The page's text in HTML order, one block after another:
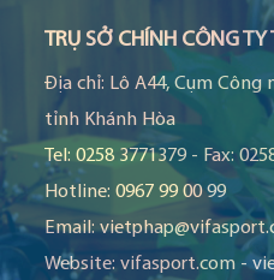
TRỤ SỞ CHÍNH CÔNG TY
Địa chỉ: Lô A44, Cụm
tỉnh Khánh Hòa
Tel: 0258 3771379 - Fax:
Hotline: 0967 99 00 99
Email:
Website: vifasport.com -